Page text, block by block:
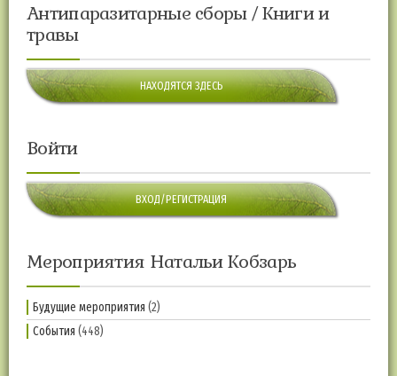
Антипаразитарные сборы / Книги и
травы
НАХОДЯТСЯ ЗДЕСЬ
Войти
ВХОД/РЕГИСТРАЦИЯ
Мероприятия Натальи Кобзарь
Будущие мероприятия (2)
События (448)